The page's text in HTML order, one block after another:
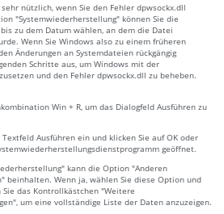
nützlich, wenn Sie den Fehler dpwsockx.dll
"Systemwiederherstellung" können Sie die
zu dem Datum wählen, an dem die Datei
Wenn Sie Windows also zu einem früheren
Änderungen an Systemdateien rückgängig
Schritte aus, um Windows mit der
und den Fehler dpwsockx.dll zu beheben.
Win + R, um das Dialogfeld Ausführen zu
Ausführen ein und klicken Sie auf OK oder
geöffnet.
kann die Option "Anderen
beinhalten. Wenn ja, wählen Sie diese Option und
das Kontrollkästchen "Weitere
um eine vollständige Liste der Daten anzuzeigen.